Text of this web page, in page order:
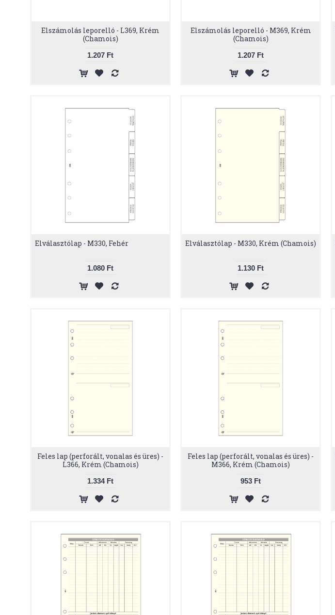
Elszámolás leporelló - L369, Krém
(Chamois)
1.207 Ft
Elszámolás leporelló - M369, Krém
(Chamois)
1.207 Ft
Elválasztólap - M330, Fehér
1.080 Ft
Elválasztólap - M330, Krém (Chamois)
1.130 Ft
Feles lap (perforált, vonalas és üres) -
L366, Krém (Chamois)
1.334 Ft
Feles lap (perforált, vonalas és üres) -
M366, Krém (Chamois)
953 Ft